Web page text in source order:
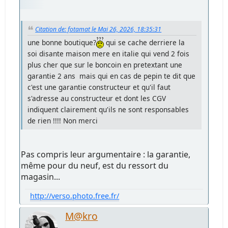
Citation de: fotamat le Mai 26, 2026, 18:35:31
une bonne boutique?
qui se cache derriere la
soi disante maison mere en italie qui vend 2 fois
plus cher que sur le boncoin en pretextant une
garantie 2 ans mais qui en cas de pepin te dit que
c'est une garantie constructeur et qu'il faut
s'adresse au constructeur et dont les CGV
indiquent clairement qu'ils ne sont responsables
de rien !!!! Non merci
Pas compris leur argumentaire : la garantie,
même pour du neuf, est du ressort du
magasin...
http://verso.photo.free.fr/
M@kro